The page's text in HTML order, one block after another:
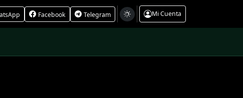
Facebook Telegram Mi Cuenta